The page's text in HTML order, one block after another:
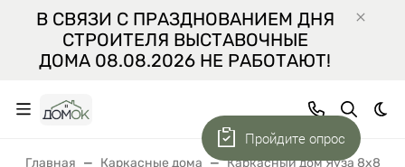
В СВЯЗИ С ПРАЗДНОВАНИЕМ ДНЯ
СТРОИТЕЛЯ ВЫСТАВОЧНЫЕ
ДОМА 08.08.2026 НЕ РАБОТАЮТ!
Главная Каркасные дома Каркасный дом Яуза 8x8
Пройдите опрос